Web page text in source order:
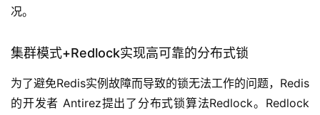
况。
集群模式+Redlock实现高可靠的分布式锁
为了避免Redis实例故障而导致的锁无法工作的问题，Redis
的开发者 Antirez提出了分布式锁算法Redlock。Redlock